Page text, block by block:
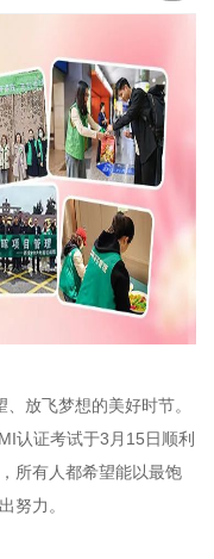
放飞梦想的美好时节。
认证考试于3月15日顺利
所有人都希望能以最饱
努力。